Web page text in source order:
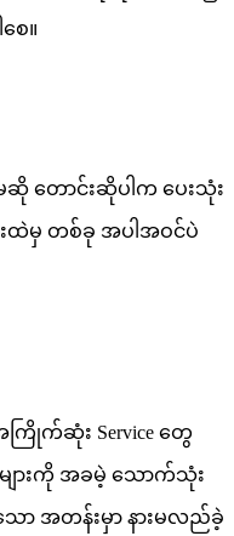
ေ။
တောင်းဆိုပါက ပေးသုံး
းထဲမှ တစ်ခု အပါအဝင်ပဲ
ကြိုက်ဆုံး Service တွေ
ျားကို အခမဲ့ သောက်သုံး
ာ အတန်းမှာ နားမလည်ခဲ့